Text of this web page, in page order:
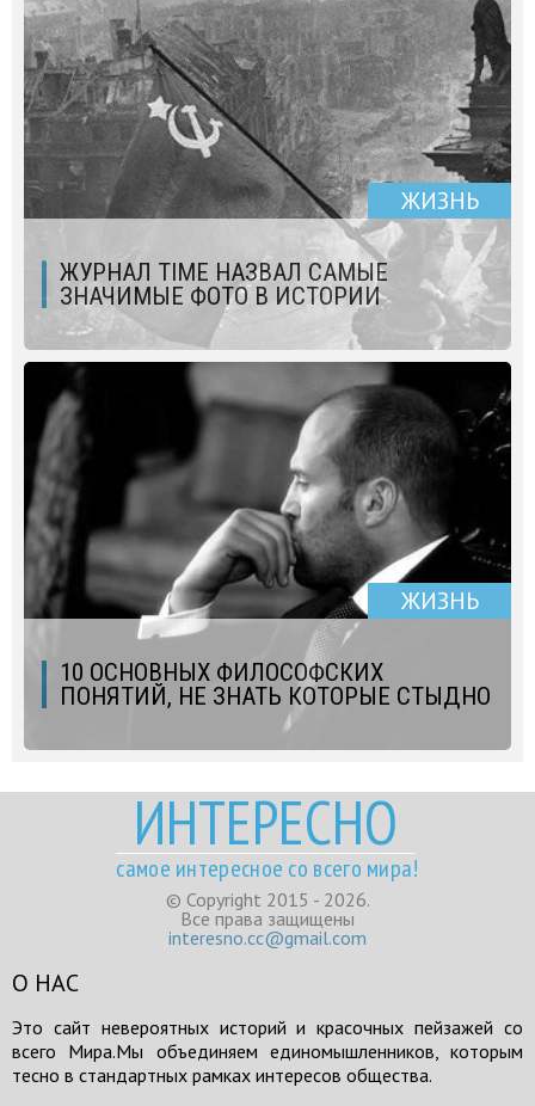
ЖИЗНЬ
ЖУРНАЛ TIME НАЗВАЛ САМЫЕ
ЗНАЧИМЫЕ ФОТО В ИСТОРИИ
ЖИЗНЬ
10 ОСНОВНЫХ ФИЛОСОФСКИХ
ПОНЯТИЙ, НЕ ЗНАТЬ КОТОРЫЕ СТЫДНО
ИНТЕРЕСНО
самое интересное со всего мира!
© Copyright 2015 - 2026.
Все права защищены
interesno.cc@gmail.com
О НАС
Это сайт невероятных историй и красочных пейзажей со
всего Мира.Мы объединяем единомышленников, которым
тесно в стандартных рамках интересов общества.